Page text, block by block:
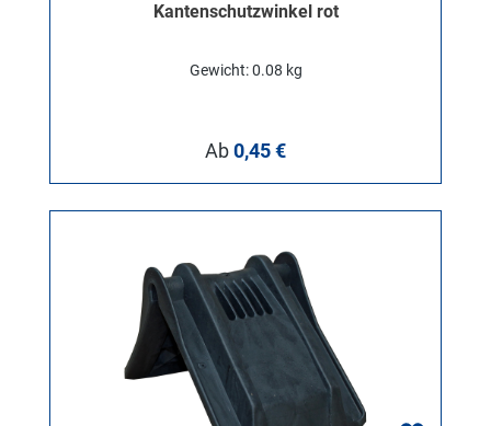
Kantenschutzwinkel rot
Gewicht: 0.08 kg
Regulärer Preis:
Ab0,45 €